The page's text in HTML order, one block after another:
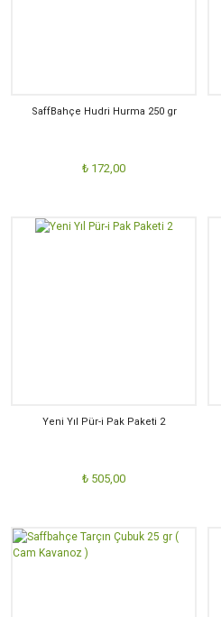
SaffBahçe Hudri Hurma 250 gr
₺ 172,00
Yeni Yıl Pür-i Pak Paketi 2
₺ 505,00